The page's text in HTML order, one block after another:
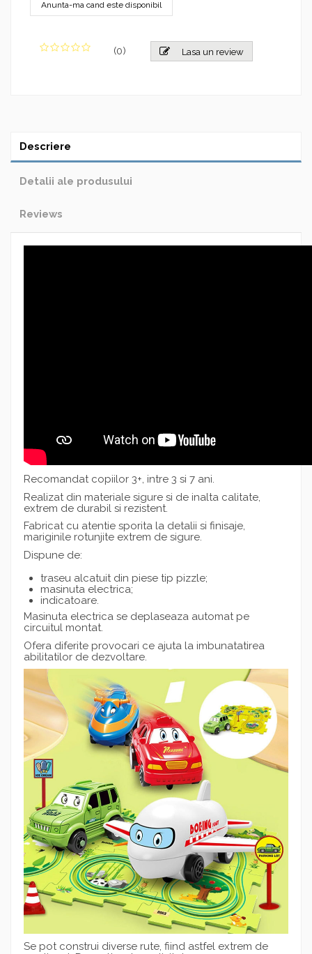
(0) Lasa un review
Descriere
Detalii ale produsului
Reviews
Recomandat copiilor 3+, intre 3 si 7 ani.
Realizat din materiale sigure si de inalta calitate,
extrem de durabil si rezistent.
Fabricat cu atentie sporita la detalii si finisaje,
mariginile rotunjite extrem de sigure.
Dispune de:
traseu alcatuit din piese tip pizzle;
masinuta electrica;
indicatoare.
Masinuta electrica se deplaseaza automat pe
circuitul montat.
Ofera diferite provocari ce ajuta la imbunatatirea
abilitatilor de dezvoltare.
Se pot construi diverse rute, fiind astfel extrem de